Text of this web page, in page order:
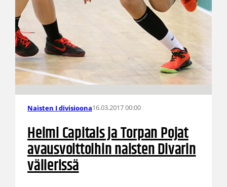
Naisten I divisioona16.03.2017 00:00
Helmi Capitals ja Torpan Pojat
avausvoittoihin naisten Divarin
välierissä